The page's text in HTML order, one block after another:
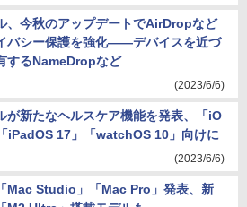
、今秋のアップデートでAirDropなど
バシー保護を強化――デバイスを近づ
するNameDropなど
(2023/6/6)
が新たなヘルスケア機能を発表、「iO
iPadOS 17」「watchOS 10」向けに
(2023/6/6)
Mac Studio」「Mac Pro」発表、新